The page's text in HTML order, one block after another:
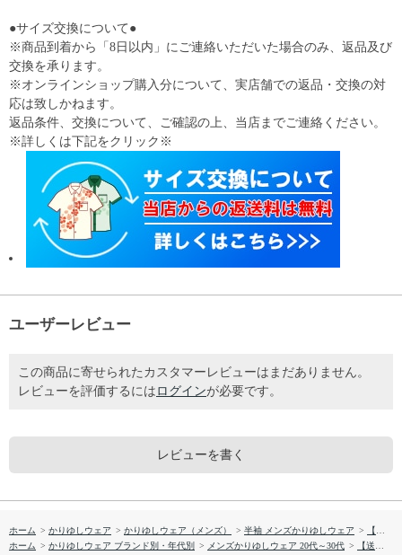
●サイズ交換について●
※商品到着から「8日以内」にご連絡いただいた場合のみ、返品及び
交換を承ります。
※オンラインショップ購入分について、実店舗での返品・交換の対
応は致しかねます。
返品条件、交換について、ご確認の上、当店までご連絡ください。
※詳しくは下記をクリック※
ユーザーレビュー
この商品に寄せられたカスタマーレビューはまだありません。
レビューを評価するには ログインが必要です。
レビューを書く
ホーム > かりゆしウェア > かりゆしウェア（メンズ） > 半袖 メンズかりゆしウェア >
【送料無料】イースターリリー 形態安定 かりゆしウェアP1026-10
ホーム > かりゆしウェア ブランド別・年代別 > メンズかりゆしウェア 20代～30代 >
【送料無料】イースターリリー 形態安定 かりゆしウェアP1026-10